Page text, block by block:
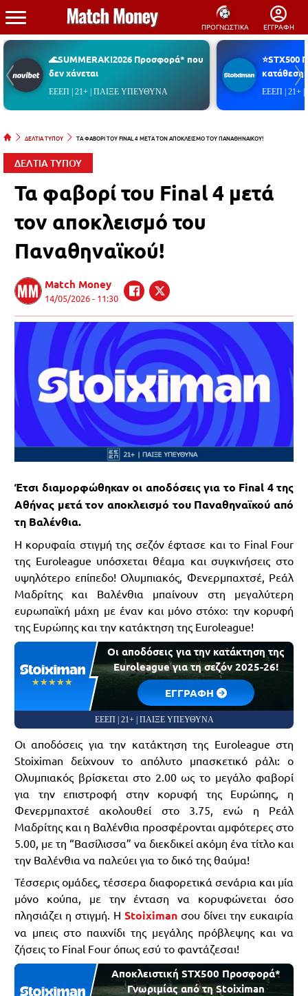
ΠΡΟΓΝΩΣΤΙΚΑ ΕΓΓΡΑΦΗ
🌊SUMMERAKI2026 Προσφορά* που
δεν χάνεται
ΕΕΕΠ | 21+ | ΠΑΙΞΕ ΥΠΕΥΘΥΝΑ
⭐STX500
ΕΕΕΠ | 21+
ΔΕΛΤΙΑ ΤΥΠΟΥ ΤΑ ΦΑΒΟΡΙ ΤΟΥ FINAL 4 ΜΕΤΑ ΤΟΝ ΑΠΟΚΛΕΙΣΜΟ ΤΟΥ ΠΑΝΑΘΗΝΑΙΚΟΥ!
ΔΕΛΤΙΑ ΤΥΠΟΥ
Τα φαβορί του Final 4 μετά
τον αποκλεισμό του
Παναθηναϊκού!
Match Money
14/05/2026 - 11:30
Έτσι διαμορφώθηκαν οι αποδόσεις για το Final 4 της
Αθήνας μετά τον αποκλεισμό του Παναθηναϊκού από
τη Βαλένθια.
Η κορυφαία στιγμή της σεζόν έφτασε και το Final Four
της Euroleague υπόσχεται θέαμα και συγκινήσεις στο
υψηλότερο επίπεδο! Ολυμπιακός, Φενερμπαχτσέ, Ρεάλ
Μαδρίτης και Βαλένθια μπαίνουν στη μεγαλύτερη
ευρωπαϊκή μάχη με έναν και μόνο στόχο: την κορυφή
της Ευρώπης και την κατάκτηση της Euroleague!
☆☆☆☆☆
★★★★★
Οι αποδόσεις για την κατάκτηση της
Euroleague για τη σεζόν 2025-26!
EΓΓΡΑΦΗ
ΕΕΕΠ | 21+ | ΠΑΙΞΕ ΥΠΕΥΘΥΝΑ
Οι αποδόσεις για την κατάκτηση της Euroleague στη
Stoiximan δείχνουν το απόλυτο μπασκετικό ράλι: ο
Ολυμπιακός βρίσκεται στο 2.00 ως το μεγάλο φαβορί
για την επιστροφή στην κορυφή της Ευρώπης, η
Φενερμπαχτσέ ακολουθεί στο 3.75, ενώ η Ρεάλ
Μαδρίτης και η Βαλένθια προσφέρονται αμφότερες στο
5.00, με τη “Βασίλισσα” να διεκδικεί ακόμη ένα τίτλο και
την Βαλένθια να παλεύει για το δικό της θαύμα!
Τέσσερις ομάδες, τέσσερα διαφορετικά σενάρια και μία
μόνο κούπα, με την ένταση να κορυφώνεται όσο
πλησιάζει η στιγμή. Η Stoiximan σου δίνει την ευκαιρία
να μπεις στο παιχνίδι της μεγάλης πρόβλεψης και να
ζήσεις το Final Four όπως εσύ το φαντάζεσαι!
Αποκλειστική STX500 Προσφορά*
Γνωριμίας από τη Stoiximan